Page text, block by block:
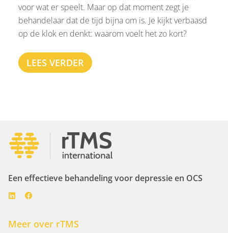
voor wat er speelt. Maar op dat moment zegt je
behandelaar dat de tijd bijna om is. Je kijkt verbaasd
op de klok en denkt: waarom voelt het zo kort?
LEES VERDER
Een effectieve behandeling voor depressie en OCS
Meer over rTMS